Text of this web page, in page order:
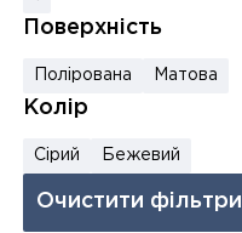
Поверхність
Полірована Матова
Колір
Сірий Бежевий
Очистити фільтри